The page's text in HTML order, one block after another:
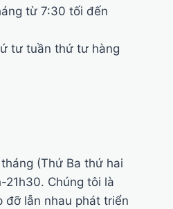
từ 7:30 tối đến
tư tuần thứ tư hàng
(Thứ Ba thứ hai
21h30. Chúng tôi là
đỡ lẫn nhau phát triển